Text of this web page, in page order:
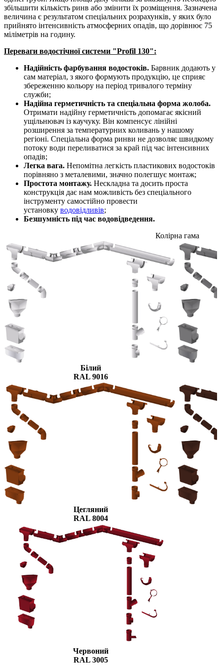
збільшити кількість ринв або змінити їх розміщення. Зазначена
величина є результатом спеціальних розрахунків, у яких було
прийнято інтенсивність атмосферних опадів, що дорівнює 75
міліметрів на годину.
Переваги водостічної системи "Profil 130":
Надійність фарбування водостоків. Барвник додають у
сам матеріал, з якого формують продукцію, це сприяє
збереженню кольору на період тривалого терміну
служби;
Надійна герметичність та спеціальна форма жолоба.
Отримати надійну герметичність допомагає якісний
ущільнювач із каучуку. Він компенсує лінійні
розширення за температурних коливань у нашому
регіоні. Спеціальна форма ринви не дозволяє швидкому
потоку води переливатися за край під час інтенсивних
опадів;
Легка вага. Непомітна легкість пластикових водостоків
порівняно з металевими, значно полегшує монтаж;
Простота монтажу. Нескладна та досить проста
конструкція дає нам можливість без спеціального
інструменту самостійно провести
установку водовідливів;
Безшумність під час водовідведення.
Колірна гама
Білий
RAL 9016
Цегляний
RAL 8004
Червоний
RAL 3005